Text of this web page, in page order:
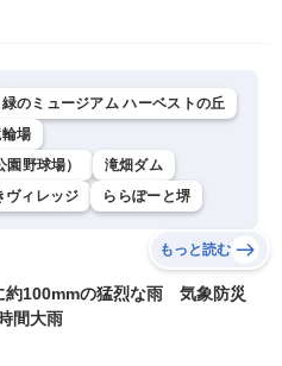
のミュージアム ハーベストの丘
場
野球場）
滝畑ダム
ヴィレッジ ららぽーと堺
もっと読む
約100mmの猛烈な雨 気象防災
間大雨